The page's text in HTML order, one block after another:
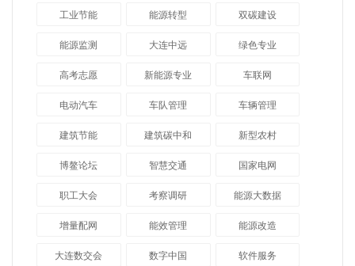
工业节能 能源转型 双碳建设
能源监测 大连中远 绿色专业
高考志愿 新能源专业 车联网
电动汽车 车队管理 车辆管理
建筑节能 建筑碳中和 新型农村
博鳌论坛 智慧交通 国家电网
职工大会 考察调研 能源大数据
增量配网 能效管理 能源改造
大连数交会 数字中国 软件服务